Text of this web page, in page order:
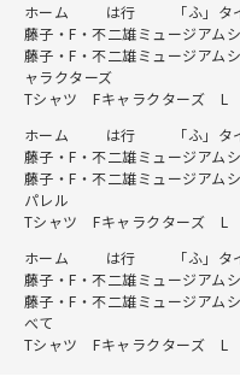
ホーム
は行
「ふ」
藤子・F・不二雄ミュージアム
藤子・F・不二雄ミュージアム
ャラクターズ
Tシャツ Fキャラクターズ L
ホーム
は行
「ふ」
藤子・F・不二雄ミュージアム
藤子・F・不二雄ミュージアム
パレル
Tシャツ Fキャラクターズ L
ホーム
は行
「ふ」
藤子・F・不二雄ミュージアム
藤子・F・不二雄ミュージアム
べて
Tシャツ Fキャラクターズ L